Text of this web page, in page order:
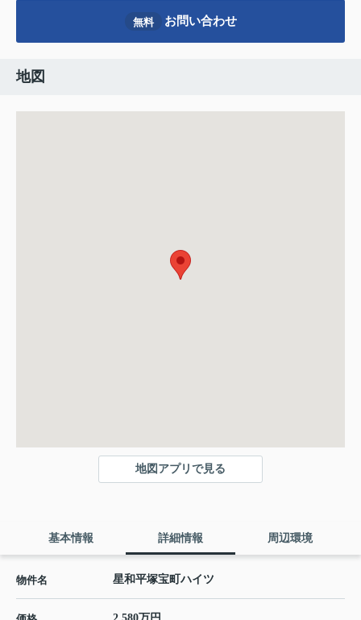
無料 お問い合わせ
地図
地図アプリで見る
基本情報 詳細情報 周辺環境
物件名 星和平塚宝町ハイツ